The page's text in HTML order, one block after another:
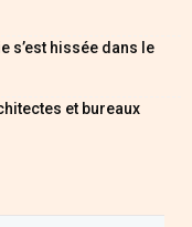
s’est hissée dans le
et bureaux